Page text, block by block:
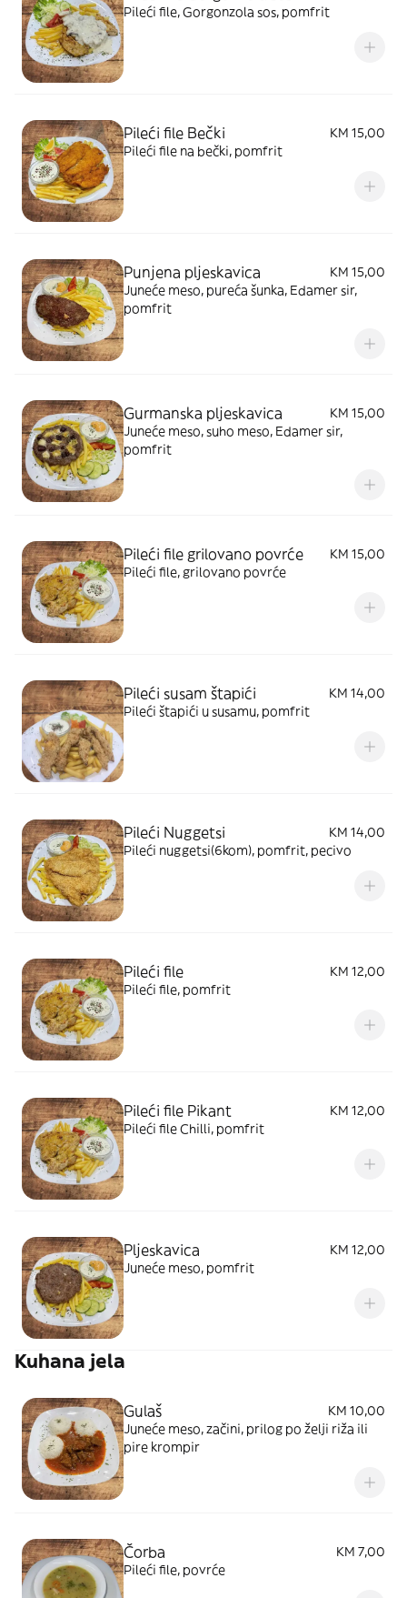
Pileći file, Gorgonzola sos, pomfrit
Pileći file Bečki
KM 15,00
Pileći file na bečki, pomfrit
Punjena pljeskavica
KM 15,00
Juneće meso, pureća šunka, Edamer sir,
pomfrit
Gurmanska pljeskavica
KM 15,00
Juneće meso, suho meso, Edamer sir,
pomfrit
Pileći file grilovano povrće
KM 15,00
Pileći file, grilovano povrće
Pileći susam štapići
KM 14,00
Pileći štapići u susamu, pomfrit
Pileći Nuggetsi
KM 14,00
Pileći nuggetsi(6kom), pomfrit, pecivo
Pileći file
KM 12,00
Pileći file, pomfrit
Pileći file Pikant
KM 12,00
Pileći file Chilli, pomfrit
Pljeskavica
KM 12,00
Juneće meso, pomfrit
Kuhana jela
Gulaš
KM 10,00
Juneće meso, začini, prilog po želji riža ili
pire krompir
Čorba
KM 7,00
Pileći file, povrće